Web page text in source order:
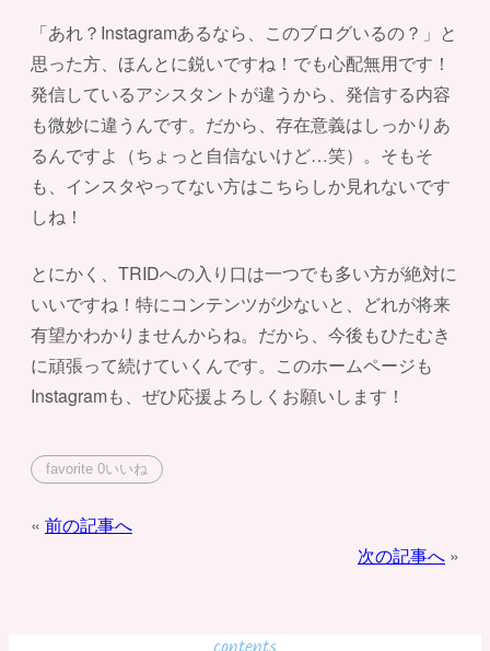
「あれ？Instagramあるなら、このブログいるの？」と
思った方、ほんとに鋭いですね！でも心配無用です！
発信しているアシスタントが違うから、発信する内容
も微妙に違うんです。だから、存在意義はしっかりあ
るんですよ（ちょっと自信ないけど…笑）。そもそ
も、インスタやってない方はこちらしか見れないです
しね！
とにかく、TRIDへの入り口は一つでも多い方が絶対に
いいですね！特にコンテンツが少ないと、どれが将来
有望かわかりませんからね。だから、今後もひたむき
に頑張って続けていくんです。このホームページも
Instagramも、ぜひ応援よろしくお願いします！
favorite 0いいね
投前の記事へ
次の記事へ